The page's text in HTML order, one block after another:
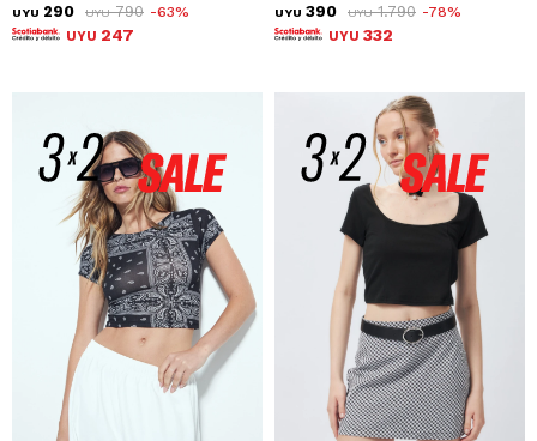
UYU 290 UYU 790 63
UYU 247
UYU 390 UYU 1.790 78
UYU 332